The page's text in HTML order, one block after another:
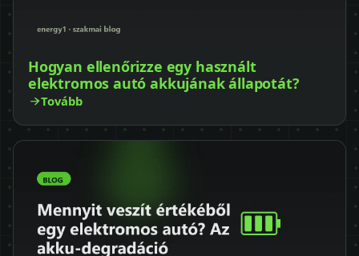
Hogyan ellenőrizze egy használt
elektromos autó akkujának állapotát?
Tovább